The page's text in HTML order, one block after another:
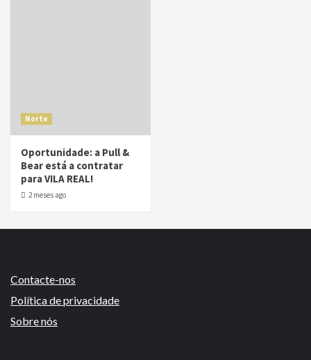
Norte
Oportunidade: a Pull &
Bear está a contratar
para VILA REAL!
2 meses ago
Contacte-nos
Política de privacidade
Sobre nós